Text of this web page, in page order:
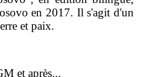
en 2017. Il s'agit d'un
et paix.
et après...